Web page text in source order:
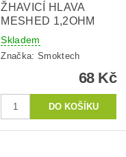
ŽHAVICÍ HLAVA
MESHED 1,2OHM
Skladem
Značka: Smoktech
68 Kč